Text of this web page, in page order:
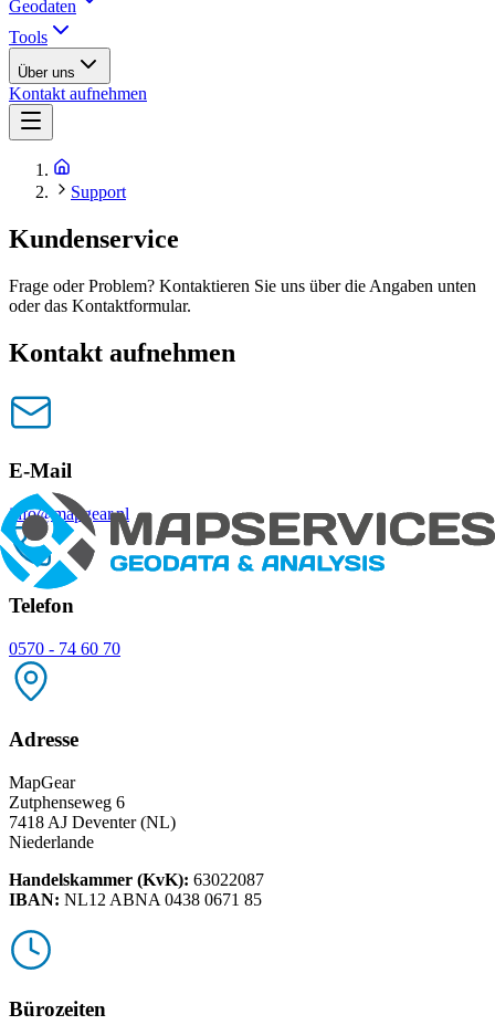
Geodaten
Tools
Über uns
Kontakt aufnehmen
Support
Kundenservice
Frage oder Problem? Kontaktieren Sie uns über die Angaben unten
oder das Kontaktformular.
Kontakt aufnehmen
E-Mail
info@mapgear.nl
Telefon
0570 - 74 60 70
Adresse
MapGear
Zutphenseweg 6
7418 AJ Deventer (NL)
Niederlande
Handelskammer (KvK): 63022087
IBAN: NL12 ABNA 0438 0671 85
Bürozeiten